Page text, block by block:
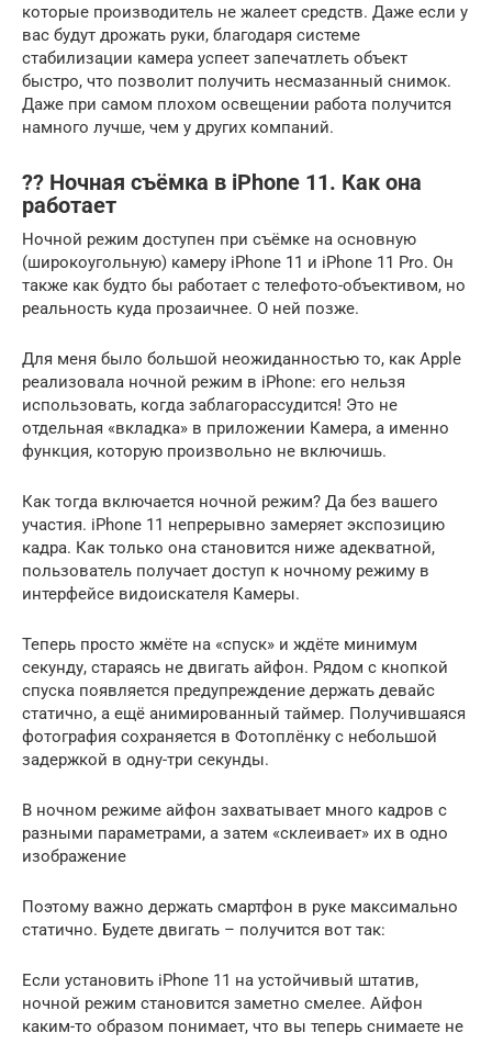
которые производитель не жалеет средств. Даже если у
вас будут дрожать руки, благодаря системе
стабилизации камера успеет запечатлеть объект
быстро, что позволит получить несмазанный снимок.
Даже при самом плохом освещении работа получится
намного лучше, чем у других компаний.
?? Ночная съёмка в iPhone 11. Как она
работает
Ночной режим доступен при съёмке на основную
(широкоугольную) камеру iPhone 11 и iPhone 11 Pro. Он
также как будто бы работает с телефото-объективом, но
реальность куда прозаичнее. О ней позже.
Для меня было большой неожиданностью то, как Apple
реализовала ночной режим в iPhone: его нельзя
использовать, когда заблагорассудится! Это не
отдельная «вкладка» в приложении Камера, а именно
функция, которую произвольно не включишь.
Как тогда включается ночной режим? Да без вашего
участия. iPhone 11 непрерывно замеряет экспозицию
кадра. Как только она становится ниже адекватной,
пользователь получает доступ к ночному режиму в
интерфейсе видоискателя Камеры.
Теперь просто жмёте на «спуск» и ждёте минимум
секунду, стараясь не двигать айфон. Рядом с кнопкой
спуска появляется предупреждение держать девайс
статично, а ещё анимированный таймер. Получившаяся
фотография сохраняется в Фотоплёнку с небольшой
задержкой в одну-три секунды.
В ночном режиме айфон захватывает много кадров с
разными параметрами, а затем «склеивает» их в одно
изображение
Поэтому важно держать смартфон в руке максимально
статично. Будете двигать – получится вот так:
Если установить iPhone 11 на устойчивый штатив,
ночной режим становится заметно смелее. Айфон
каким-то образом понимает, что вы теперь снимаете не